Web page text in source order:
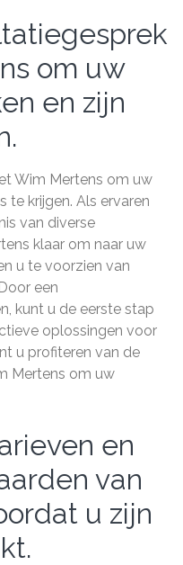
om uw
en zijn
Wim Mertens om uw
te krijgen. Als ervaren
van diverse
klaar om naar uw
u te voorzien van
een
kunt u de eerste stap
oplossingen voor
u profiteren van de
Mertens om uw
en
van
u zijn